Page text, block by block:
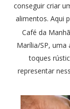
conseguir criar
alimentos. Aqui
Café da
Marília/SP, uma
toques
representar